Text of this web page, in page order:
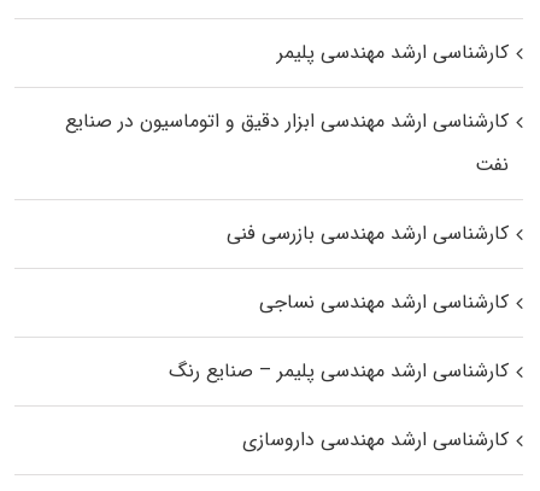
کارشناسی ارشد مهندسی پلیمر
کارشناسی ارشد مهندسی ابزار دقیق و اتوماسیون در صنایع
نفت
کارشناسی ارشد مهندسی بازرسی فنی
کارشناسی ارشد مهندسی نساجی
کارشناسی ارشد مهندسی پلیمر – صنایع رنگ
کارشناسی ارشد مهندسی داروسازی